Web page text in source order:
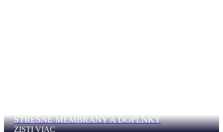
STREŠNÉ MEMBRÁNY A DOPLNKY
ZISTI VIAC